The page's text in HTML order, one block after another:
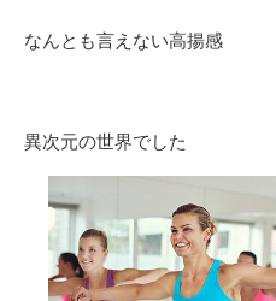
なんとも言えない高揚感
異次元の世界でした